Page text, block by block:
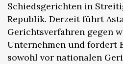
Schiedsgerichten in
Republik. Derzeit führt
Gerichtsverfahren gegen
Unternehmen und fordert
sowohl vor nationalen